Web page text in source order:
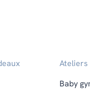
Ateliers
Baby